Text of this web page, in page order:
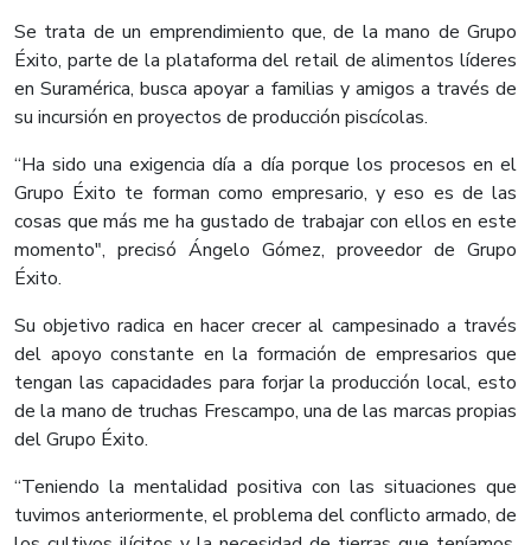
Se trata de un emprendimiento que, de la mano de Grupo
Éxito, parte de la plataforma del retail de alimentos líderes
en Suramérica, busca apoyar a familias y amigos a través de
su incursión en proyectos de producción piscícolas.
“Ha sido una exigencia día a día porque los procesos en el
Grupo Éxito te forman como empresario, y eso es de las
cosas que más me ha gustado de trabajar con ellos en este
momento", precisó Ángelo Gómez, proveedor de Grupo
Éxito.
Su objetivo radica en hacer crecer al campesinado a través
del apoyo constante en la formación de empresarios que
tengan las capacidades para forjar la producción local, esto
de la mano de truchas Frescampo, una de las marcas propias
del Grupo Éxito.
“Teniendo la mentalidad positiva con las situaciones que
tuvimos anteriormente, el problema del conflicto armado, de